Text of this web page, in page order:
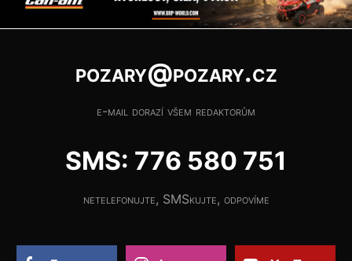
pozary@pozary.cz
e-mail dorazí všem redaktorům
SMS: 776 580 751
netelefonujte, SMSkujte, odpovíme